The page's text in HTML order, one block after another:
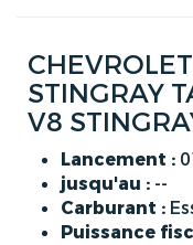
STINGRAY
V8
Lancement :
jusqu'au : --
Carburant :
Puissance